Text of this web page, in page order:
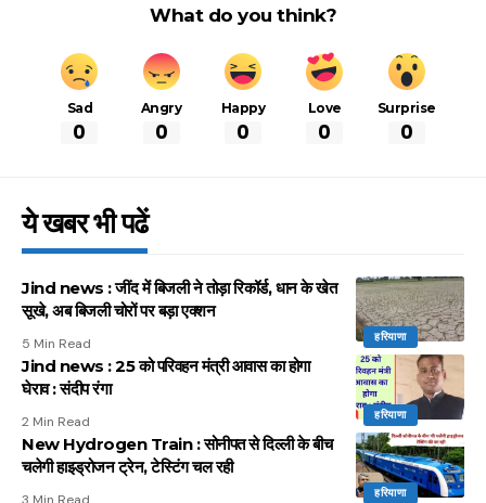
What do you think?
Sad
0
Angry
0
Happy
0
Love
0
Surprise
0
ये खबर भी पढें
हरियाणा
Jind news : जींद में बिजली ने तोड़ा रिकॉर्ड, धान के खेत
सूखे, अब बिजली चोरों पर बड़ा एक्शन
5 Min Read
हरियाणा
Jind news : 25 को परिवहन मंत्री आवास का होगा
घेराव : संदीप रंगा
2 Min Read
हरियाणा
New Hydrogen Train : सोनीपत से दिल्ली के बीच
चलेगी हाइड्रोजन ट्रेन, टेस्टिंग चल रही
3 Min Read